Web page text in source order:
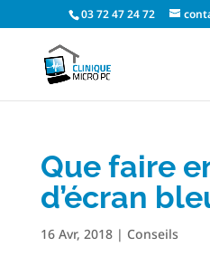
03 72 47 24 72
Que faire
d’écran
16 Avr, 2018| Conseils